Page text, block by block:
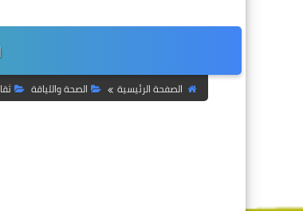
الصفحة الرئيسية الصحة واللياقة